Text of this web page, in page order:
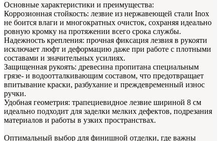
Основные характеристики и преимущества:
Коррозионная стойкость: лезвие из нержавеющей стали Inox
не боится влаги и многократных очисток, сохраняя идеально
ровную кромку на протяжении всего срока службы.
Надежность крепления: прочная фиксация лезвия в рукояти
исключает люфт и деформацию даже при работе с плотными
составами и значительных усилиях.
Защищенная рукоять: древесина пропитана специальным
грязе- и водоотталкивающим составом, что предотвращает
впитывание краски, разбухание и преждевременный износ
ручки.
Удобная геометрия: трапециевидное лезвие шириной 8 см
идеально подходит для заделки мелких дефектов, подрезания
материалов и работы в узких пространствах.
Оптимальный выбор для финишной отделки, где важны